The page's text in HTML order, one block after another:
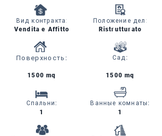
Вид контракта:
Vendita e Affitto
Положение дел:
Ristrutturato
Поверхность : Сад:
1500 mq
Спальни:
1
1500 mq
Ванные комнаты:
1